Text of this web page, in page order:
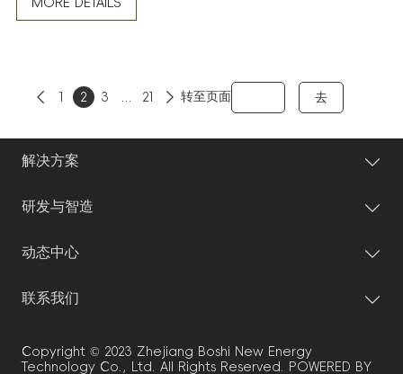
 2 3 21  转至页面 去
解决方案
研发与智造
动态中心
联系我们
Copyright © 2023 Zhejiang Boshi New Energy
Technology Co., Ltd. All Rights Reserved.
POWERED BY